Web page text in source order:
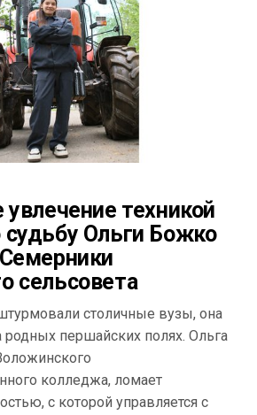
увлечение техникой
судьбу Ольги Божко
сельсовета
столичные вузы, она
родных першайских полях. Ольга
колледжа, ломает
с которой управляется с